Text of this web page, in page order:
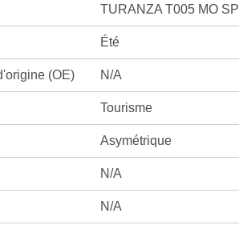
TURANZA T005 MO SP
Été
(OE) N/A
Tourisme
Asymétrique
N/A
N/A